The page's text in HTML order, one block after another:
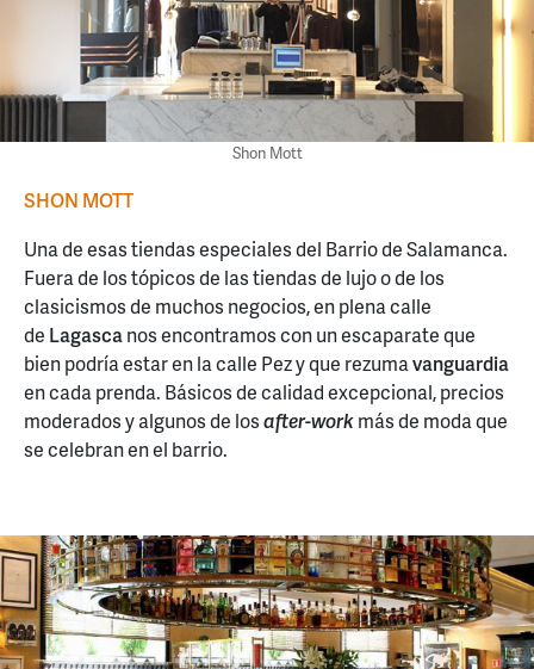
Shon Mott
SHON MOTT
Una de esas tiendas especiales del Barrio de Salamanca.
Fuera de los tópicos de las tiendas de lujo o de los
clasicismos de muchos negocios, en plena calle
de Lagascanos encontramos con un escaparate que
bien podría estar en la calle Pez y que rezumavanguardia
en cada prenda. Básicos de calidad excepcional, precios
moderados y algunos de losafter-workmás de moda que
se celebran en el barrio.